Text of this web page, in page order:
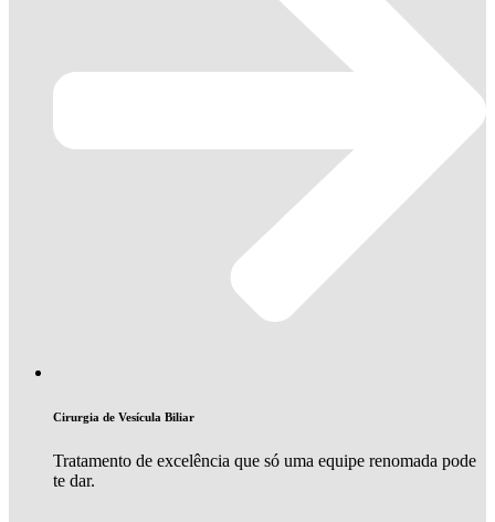
Cirurgia de Vesícula Biliar
Tratamento de excelência que só uma equipe renomada pode
te dar.